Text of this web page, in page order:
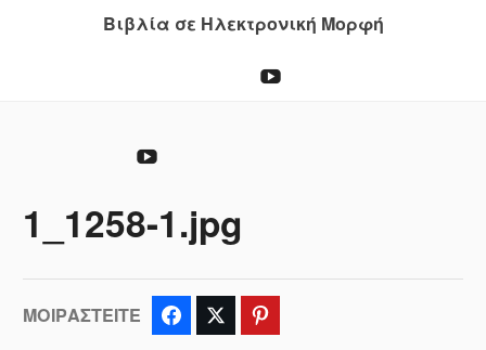
Βιβλία σε Ηλεκτρονική Μορφή
Προσφέρω
Προσφέρω
1_1258-1.jpg
ΜΟΙΡΑΣΤΕΊΤΕ FacebookTwitter